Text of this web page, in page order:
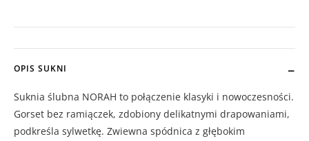
OPIS SUKNI
Suknia ślubna NORAH to połączenie klasyki i nowoczesności.
Gorset bez ramiączek, zdobiony delikatnymi drapowaniami,
podkreśla sylwetkę. Zwiewna spódnica z głębokim